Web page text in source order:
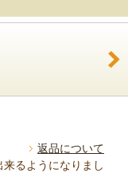
返品について
るようになりまし